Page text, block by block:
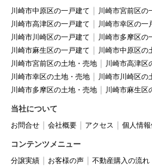
川崎市中原区の一戸建て
川崎市宮前区の
川崎市高津区の一戸建て
川崎市幸区の一
川崎市川崎区の一戸建て
川崎市多摩区の
川崎市麻生区の一戸建て
川崎市中原区の
川崎市宮前区の土地・売地
川崎市高津区
川崎市幸区の土地・売地
川崎市川崎区の
川崎市多摩区の土地・売地
川崎市麻生区
当社について
お問合せ 会社概要 アクセス 個人情
コンテンツメニュー
分譲実績 お客様の声 不動産購入の流れ